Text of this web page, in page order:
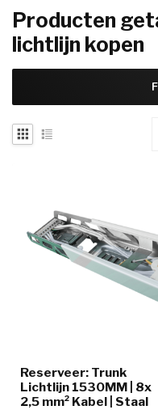
Producten
lichtlijn kopen
Reserveer: Trunk
Lichtlijn 1530MM | 8x
2,5 mm² Kabel | Staal